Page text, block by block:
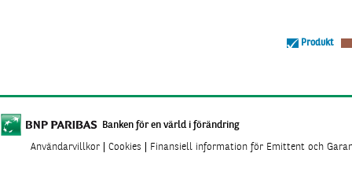
Produkt
Banken för en värld i förändring
Användarvillkor Cookies Finansiell information för Emittent och